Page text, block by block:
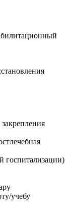
госпитализации)
учебу